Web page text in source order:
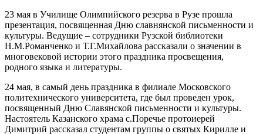
23 мая в Училище Олимпийского резерва в Рузе прошла
презентация, посвященная Дню славнянской письменности и
культуры. Ведущие – сотрудники Рузской библиотеки
Н.М.Романченко и Т.Г.Михайлова рассказали о значении в
многовековой истории этого праздника просвещения,
родного языка и литературы.
24 мая, в самый день праздника в филиале Московского
политехнического университета, где был проведен урок,
посвященный Дню Славянской письменности и культуры.
Настоятель Казанского храма с.Поречье протоиерей
Димитрий рассказал студентам группы о святых Кирилле и